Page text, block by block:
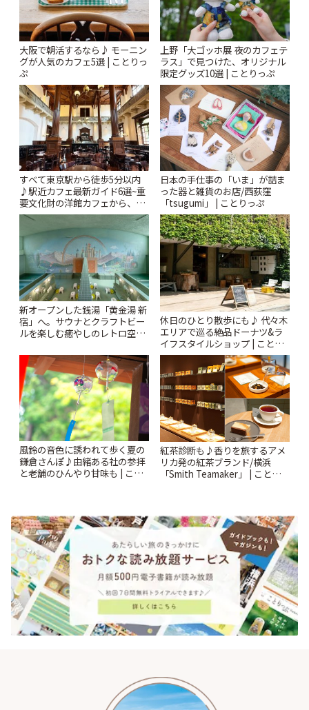
大阪で朝活するなら♪ モーニン
グが人気のカフェ5選 | ことりっ
ぷ
上野「大ゴッホ展 夜のカフェテ
ラス」で見つけた、オリジナル
限定グッズ10選 | ことりっぷ
すべて東京駅から徒歩5分以内
♪駅近カフェ最新ガイド6選~重
要文化財の洋館カフェから、改
札すぐのレトロ喫茶まで~ | こと
日本の手仕事の「いま」が詰ま
った器と雑貨のお店/西荻窪
「tsugumi」 | ことりっぷ
新オープンした銭湯「黄金湯 新
宿」へ。サウナとクラフトビー
ルを楽しむ癒やしのレトロ空間
休日のひとり散歩にも♪ 代々木
エリアで巡る絶品ドーナツ&ラ
イフスタイルショップ | ことり
っぷ
風鈴の音色に誘われて歩く夏の
鎌倉さんぽ♪由緒ある社の参拝
と老舗のひんやり甘味も | こと
紅茶診断も♪香りを旅するアメ
リカ発の紅茶ブランド/横浜
「Smith Teamaker」 | ことりっ